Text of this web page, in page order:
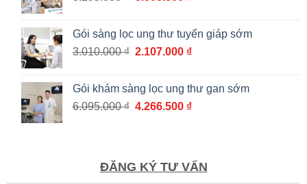
8.295.000 ₫.là:
5.806.500 ₫.
Gói sàng lọc ung thư tuyến giáp sớm
3.010.000₫ Giá
3.010.000 ₫.
2.107.000 ₫Giá
là:
2.107.000 ₫.
Gói khám sàng lọc ung thư gan sớm
6.095.000₫ Giá
4.266.500 ₫Giá
4.266.500 ₫.
ĐĂNG KÝ TƯ VẤN